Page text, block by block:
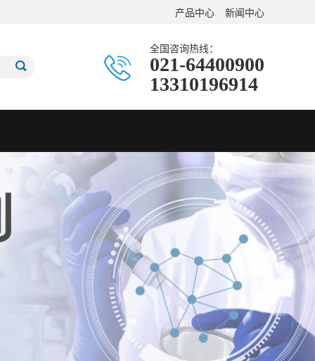
产品中心 新闻中心
全国咨询热线：
021-64400900
13310196914